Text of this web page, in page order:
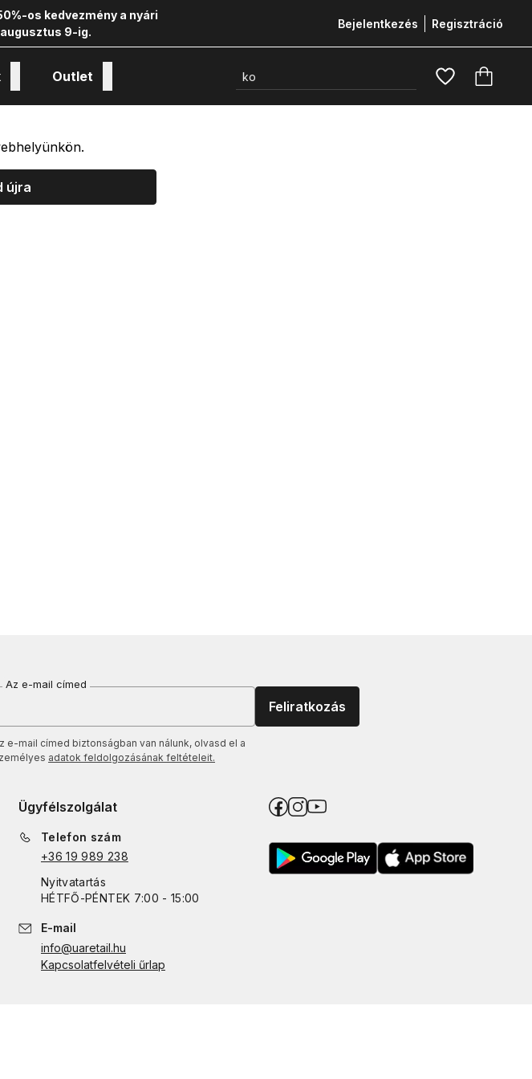
os kedvezmény a nyári
9-ig.
Bejelentkezés Regisztráció
Outlet
újra
Az e-mail címed
Feliratkozás
e-mail címed biztonságban van nálunk, olvasd el a
adatok feldolgozásának feltételeit.
Ügyfélszolgálat
Telefon szám
+36 19 989 238
Nyitvatartás
HÉTFŐ-PÉNTEK 7:00 - 15:00
E-mail
info@uaretail.hu
Kapcsolatfelvételi űrlap